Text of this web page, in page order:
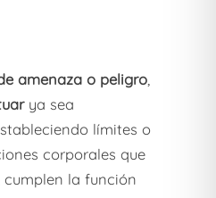
amenaza o peligro
ya sea
límites o
corporales que
cumplen la función